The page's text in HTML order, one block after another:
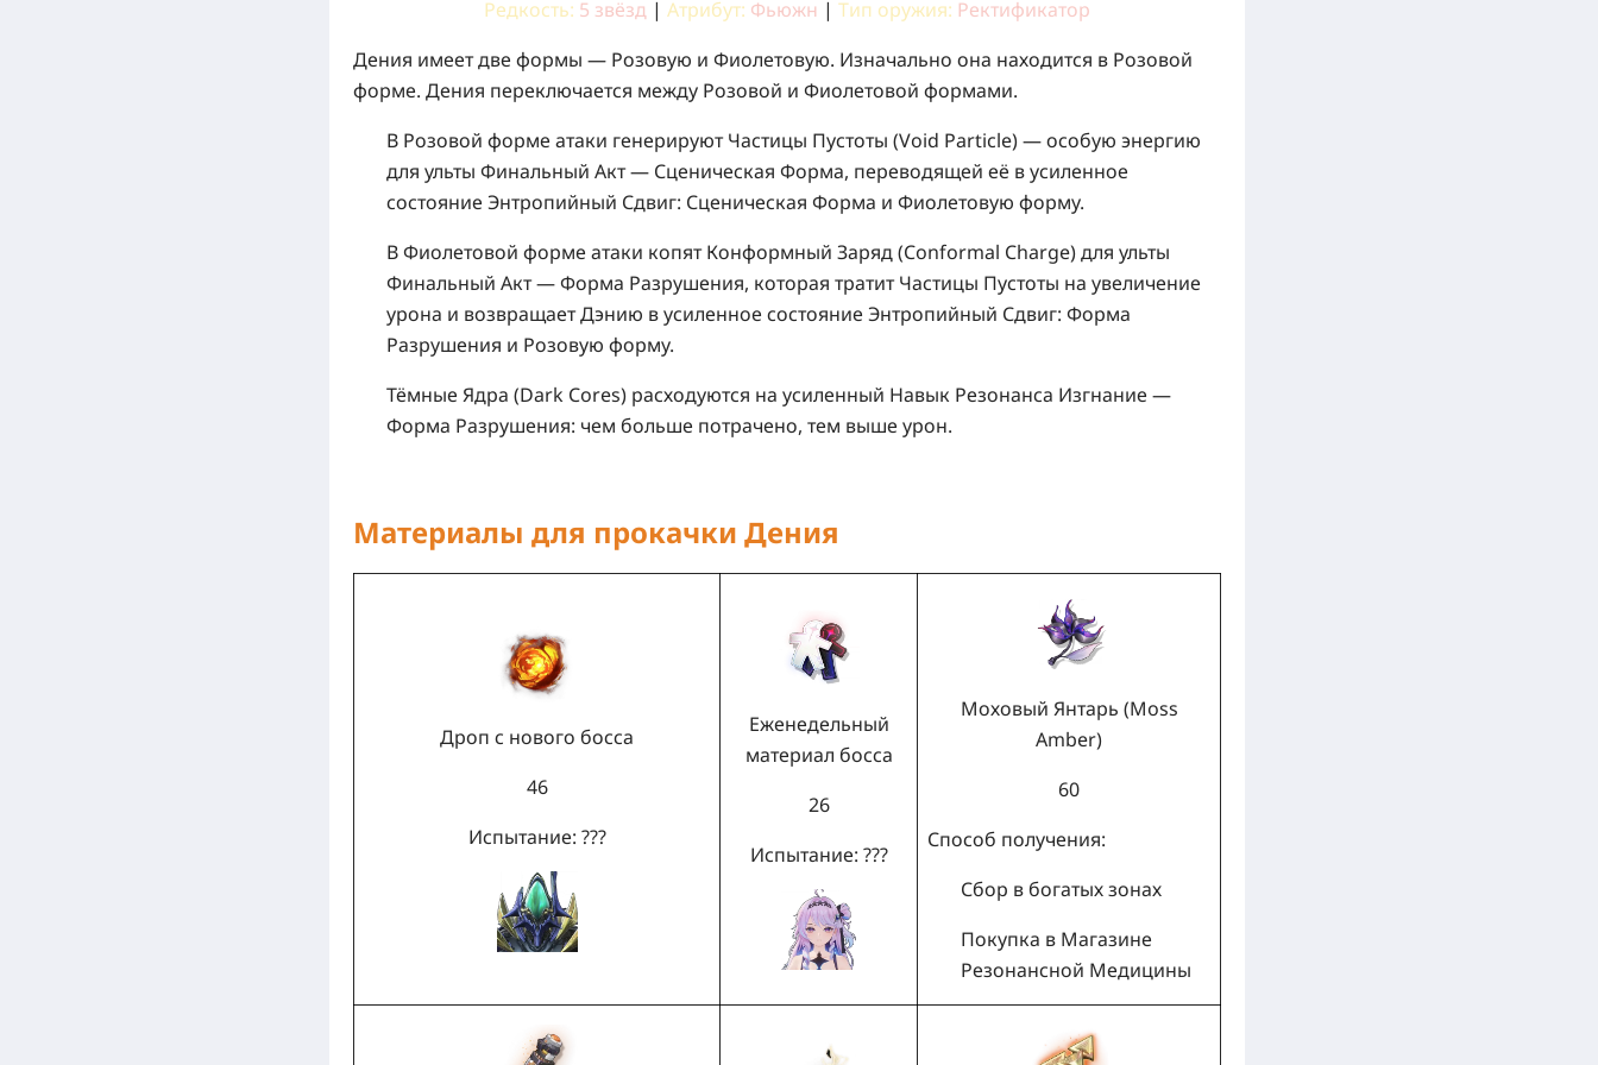
Редкость: 5 звёзд | Атрибут: Фьюжн | Тип оружия: Ректификатор
Дения имеет две формы — Розовую и Фиолетовую. Изначально она находится в Розовой
форме. Дения переключается между Розовой и Фиолетовой формами.
В Розовой форме атаки генерируют Частицы Пустоты (Void Particle) — особую энергию
для ульты Финальный Акт — Сценическая Форма, переводящей её в усиленное
состояние Энтропийный Сдвиг: Сценическая Форма и Фиолетовую форму.
В Фиолетовой форме атаки копят Конформный Заряд (Conformal Charge) для ульты
Финальный Акт — Форма Разрушения, которая тратит Частицы Пустоты на увеличение
урона и возвращает Дэнию в усиленное состояние Энтропийный Сдвиг: Форма
Разрушения и Розовую форму.
Тёмные Ядра (Dark Cores) расходуются на усиленный Навык Резонанса Изгнание —
Форма Разрушения: чем больше потрачено, тем выше урон.
Материалы для прокачки Дения
Дроп с нового босса
46
Испытание: ???
Еженедельный
материал босса
26
Испытание: ???
Моховый Янтарь (Moss
Amber)
60
Способ получения:
Сбор в богатых зонах
Покупка в Магазине
Резонансной Медицины